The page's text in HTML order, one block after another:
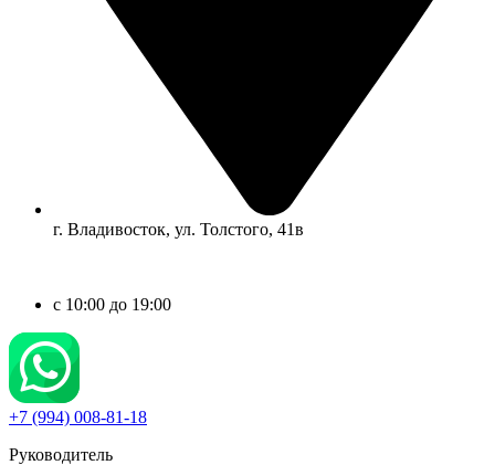
г. Владивосток, ул. Толстого, 41в
c 10:00 до 19:00
+7 (994) 008-81-18
Руководитель